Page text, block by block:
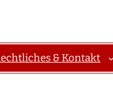
& Kontakt